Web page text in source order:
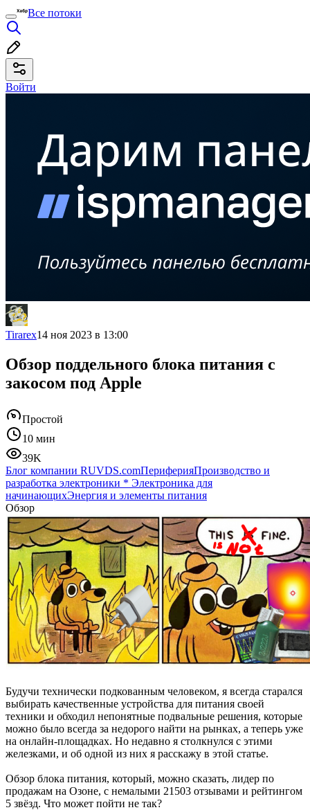
Все потоки
Войти
Tirarex14 ноя 2023 в 13:00
Обзор поддельного блока питания с
закосом под Apple
Простой
10 мин
39K
Блог компании RUVDS.comПериферияПроизводство и
разработка электроники * Электроника для
начинающихЭнергия и элементы питания
Обзор
Будучи технически подкованным человеком, я всегда старался
выбирать качественные устройства для питания своей
техники и обходил непонятные подвальные решения, которые
можно было всегда за недорого найти на рынках, а теперь уже
на онлайн-площадках. Но недавно я столкнулся с этими
железками, и об одной из них я расскажу в этой статье.
Обзор блока питания, который, можно сказать, лидер по
продажам на Озоне, c немалыми 21503 отзывами и рейтингом
5 звёзд. Что может пойти не так?